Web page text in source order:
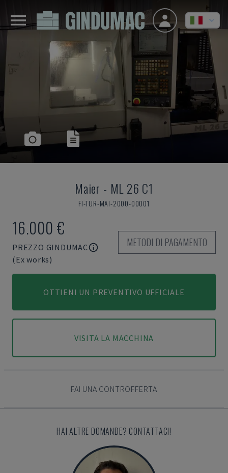
Maier - ML 26 C1
FI-TUR-MAI-2000-00001
16.000 €
PREZZO GINDUMAC
(Ex works)
METODI DI PAGAMENTO
OTTIENI UN PREVENTIVO UFFICIALE
VISITA LA MACCHINA
FAI UNA CONTROFFERTA
HAI ALTRE DOMANDE? CONTATTACI!